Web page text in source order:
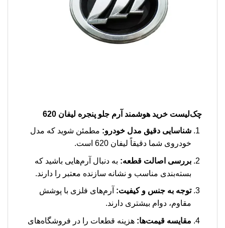
چک‌لیست خرید هوشمند آرم جلو پنجره لیفان 620
شناسایی دقیق مدل خودرو: مطمئن شوید که مدل
خودروی شما دقیقاً لیفان 620 است.
بررسی اصالت قطعه: به دنبال آرم‌هایی باشید که
بسته‌بندی مناسب و نشانه سازنده معتبر را دارند.
توجه به جنس و کیفیت: آرم‌های فلزی با پوشش
مقاوم، دوام بیشتری دارند.
مقایسه قیمت‌ها: هزینه قطعات را در فروشگاه‌های